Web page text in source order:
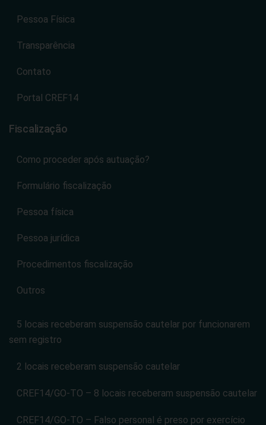
Pessoa Física
Transparência
Contato
Portal CREF14
Fiscalização
Como proceder após autuação?
Formulário fiscalização
Pessoa física
Pessoa jurídica
Procedimentos fiscalização
Outros
5 locais receberam suspensão cautelar por funcionarem
sem registro
2 locais receberam suspensão cautelar
CREF14/GO-TO – 8 locais receberam suspensão cautelar
CREF14/GO-TO – Falso personal é preso por exercício